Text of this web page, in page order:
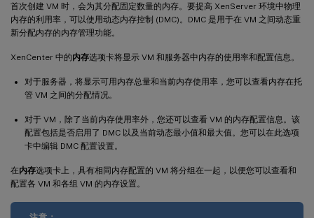
首次创建 VM 时，会为其分配固定数量的内存。要提高 XenServer 环境中物理
内存的利用率，可以使用动态内存控制 (DMC)。DMC 是用于在 VM 之间动态重
新分配内存的内存管理功能。
XenCenter 中的内存选项卡将显示 VM 和服务器中内存的使用率和配置信息。
对于服务器，将显示可用内存总量和当前内存使用率，您可以查看内存在托
管 VM 之间的分配情况。
对于 VM，除了当前内存使用率外，您还可以查看 VM 的内存配置信息。该
配置包括是否启用了 DMC 以及当前动态最小值和最大值。您可以在此选项
卡中编辑 DMC 配置设置。
在内存选项卡上，具有相同内存配置的 VM 将分组在一起，以便您可以查看和
配置各 VM 和各组 VM 的内存设置。